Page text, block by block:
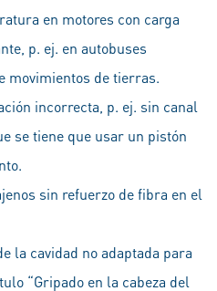
en motores con carga
p. ej. en autobuses
movimientos de tierras.
incorrecta, p. ej. sin canal
se tiene que usar un pistón
sin refuerzo de fibra en el
la cavidad no adaptada para
“Gripado en la cabeza del